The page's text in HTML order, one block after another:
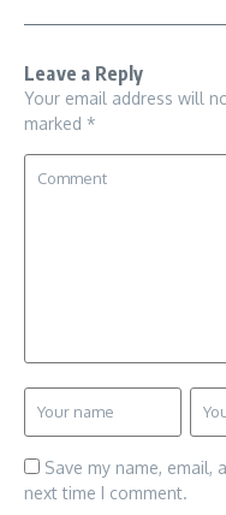
Leave a Reply
Your email address will
marked *
Save my name, email,
next time I comment.